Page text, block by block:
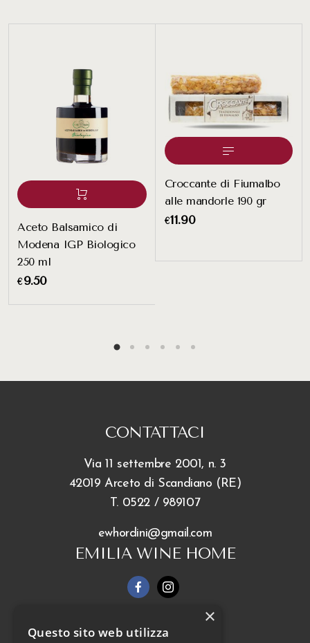
Aceto Balsamico di
Modena IGP Biologico
250 ml
€ 9.50
Croccante di Fiumalbo
alle mandorle 190 gr
€11.90
CONTATTACI
Via 11 settembre 2001, n. 3
42019 Arceto di Scandiano (RE)
T. 0522 / 989107
ewhordini@gmail.com
EMILIA WINE HOME
×
Questo sito web utilizza